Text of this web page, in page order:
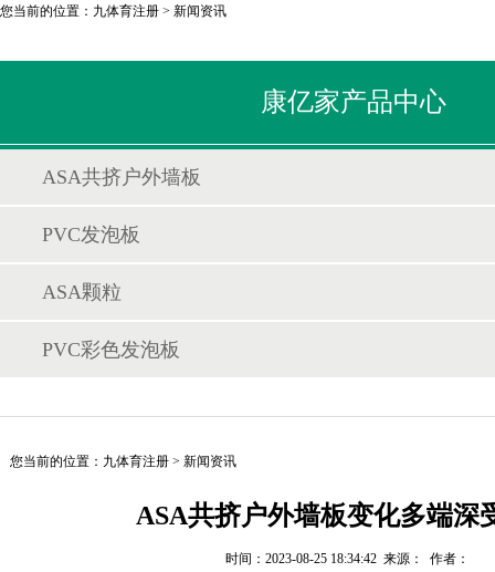
您当前的位置： 九体育注册 > 新闻资讯
康亿家产品中心
ASA共挤户外墙板
PVC发泡板
ASA颗粒
PVC彩色发泡板
您当前的位置： 九体育注册 > 新闻资讯
ASA共挤户外墙板变化多端深
时间：2023-08-25 18:34:42 来源： 作者：